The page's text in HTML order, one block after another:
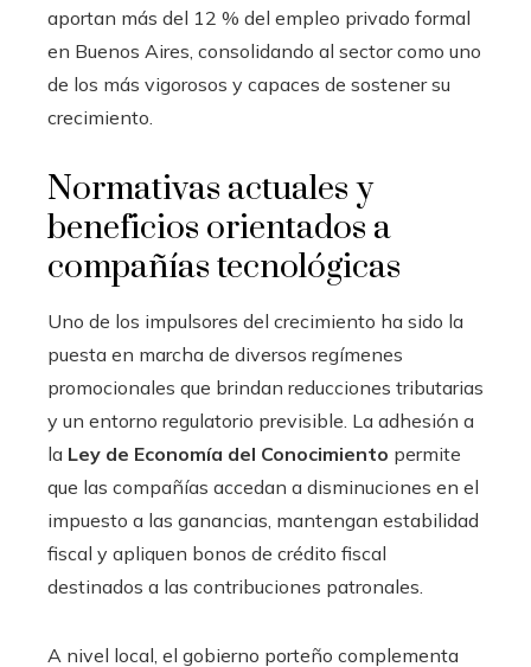
aportan más del 12 % del empleo privado formal
en Buenos Aires, consolidando al sector como uno
de los más vigorosos y capaces de sostener su
crecimiento.
Normativas actuales y
beneficios orientados a
compañías tecnológicas
Uno de los impulsores del crecimiento ha sido la
puesta en marcha de diversos regímenes
promocionales que brindan reducciones tributarias
y un entorno regulatorio previsible. La adhesión a
la Ley de Economía del Conocimiento permite
que las compañías accedan a disminuciones en el
impuesto a las ganancias, mantengan estabilidad
fiscal y apliquen bonos de crédito fiscal
destinados a las contribuciones patronales.
A nivel local, el gobierno porteño complementa